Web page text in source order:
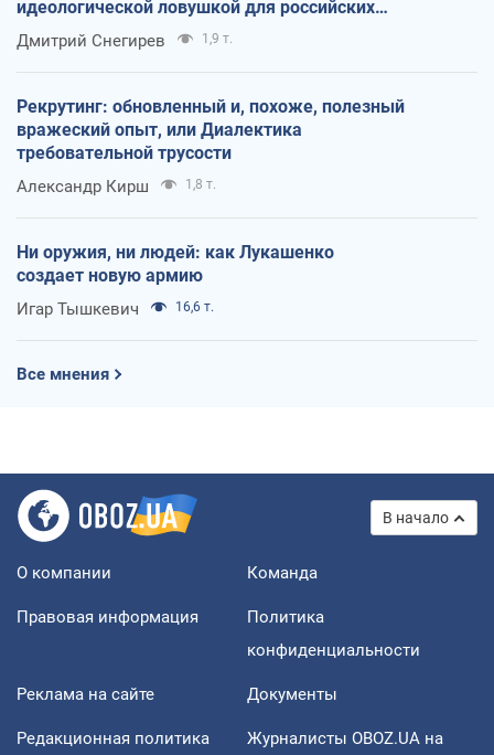
идеологической ловушкой для российских
оккупантов
Дмитрий Снегирев 1,9 т.
Рекрутинг: обновленный и, похоже, полезный
вражеский опыт, или Диалектика
требовательной трусости
Александр Кирш 1,8 т.
Ни оружия, ни людей: как Лукашенко
создает новую армию
Игар Тышкевич 16,6 т.
Все мнения
В начало
О компании Команда
Правовая информация
Политика
конфиденциальности
Реклама на сайте Документы
Редакционная политика
Журналисты OBOZ.UA на